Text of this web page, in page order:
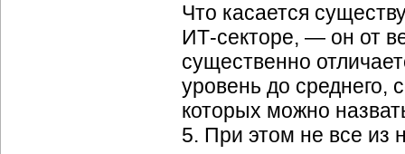
Что касается
ИТ-секторе, — он от
существенно
уровень до среднего,
которых можно
5. При этом не все из